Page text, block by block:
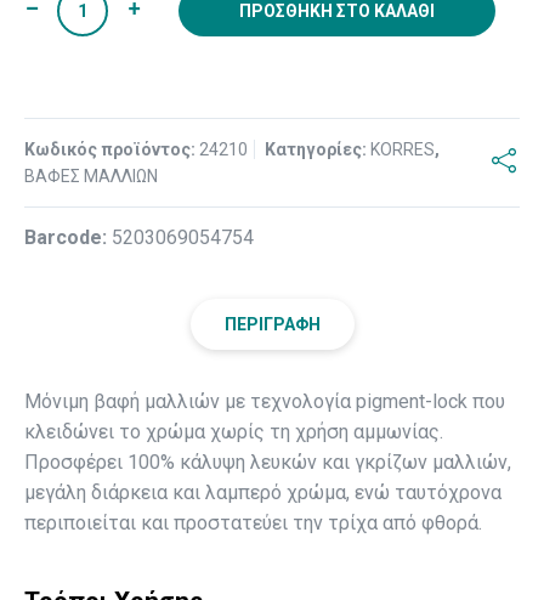
ΠΡΟΣΘΉΚΗ ΣΤΟ ΚΑΛΆΘΙ
Κωδικός προϊόντος: 24210 Κατηγορίες: KORRES,
ΒΑΦΕΣ ΜΑΛΛΙΩΝ
Βarcode: 5203069054754
ΠΕΡΙΓΡΑΦΉ
Μόνιμη βαφή μαλλιών με τεχνολογία pigment-lock που
κλειδώνει το χρώμα χωρίς τη χρήση αμμωνίας.
Προσφέρει 100% κάλυψη λευκών και γκρίζων μαλλιών,
μεγάλη διάρκεια και λαμπερό χρώμα, ενώ ταυτόχρονα
περιποιείται και προστατεύει την τρίχα από φθορά.